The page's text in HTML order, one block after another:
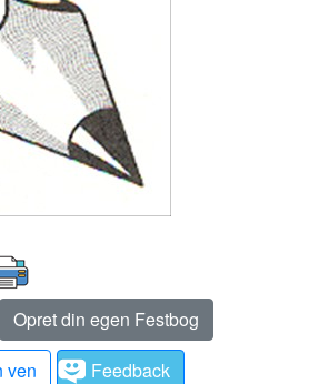
Opret din egen Festbog
ven
Feedback